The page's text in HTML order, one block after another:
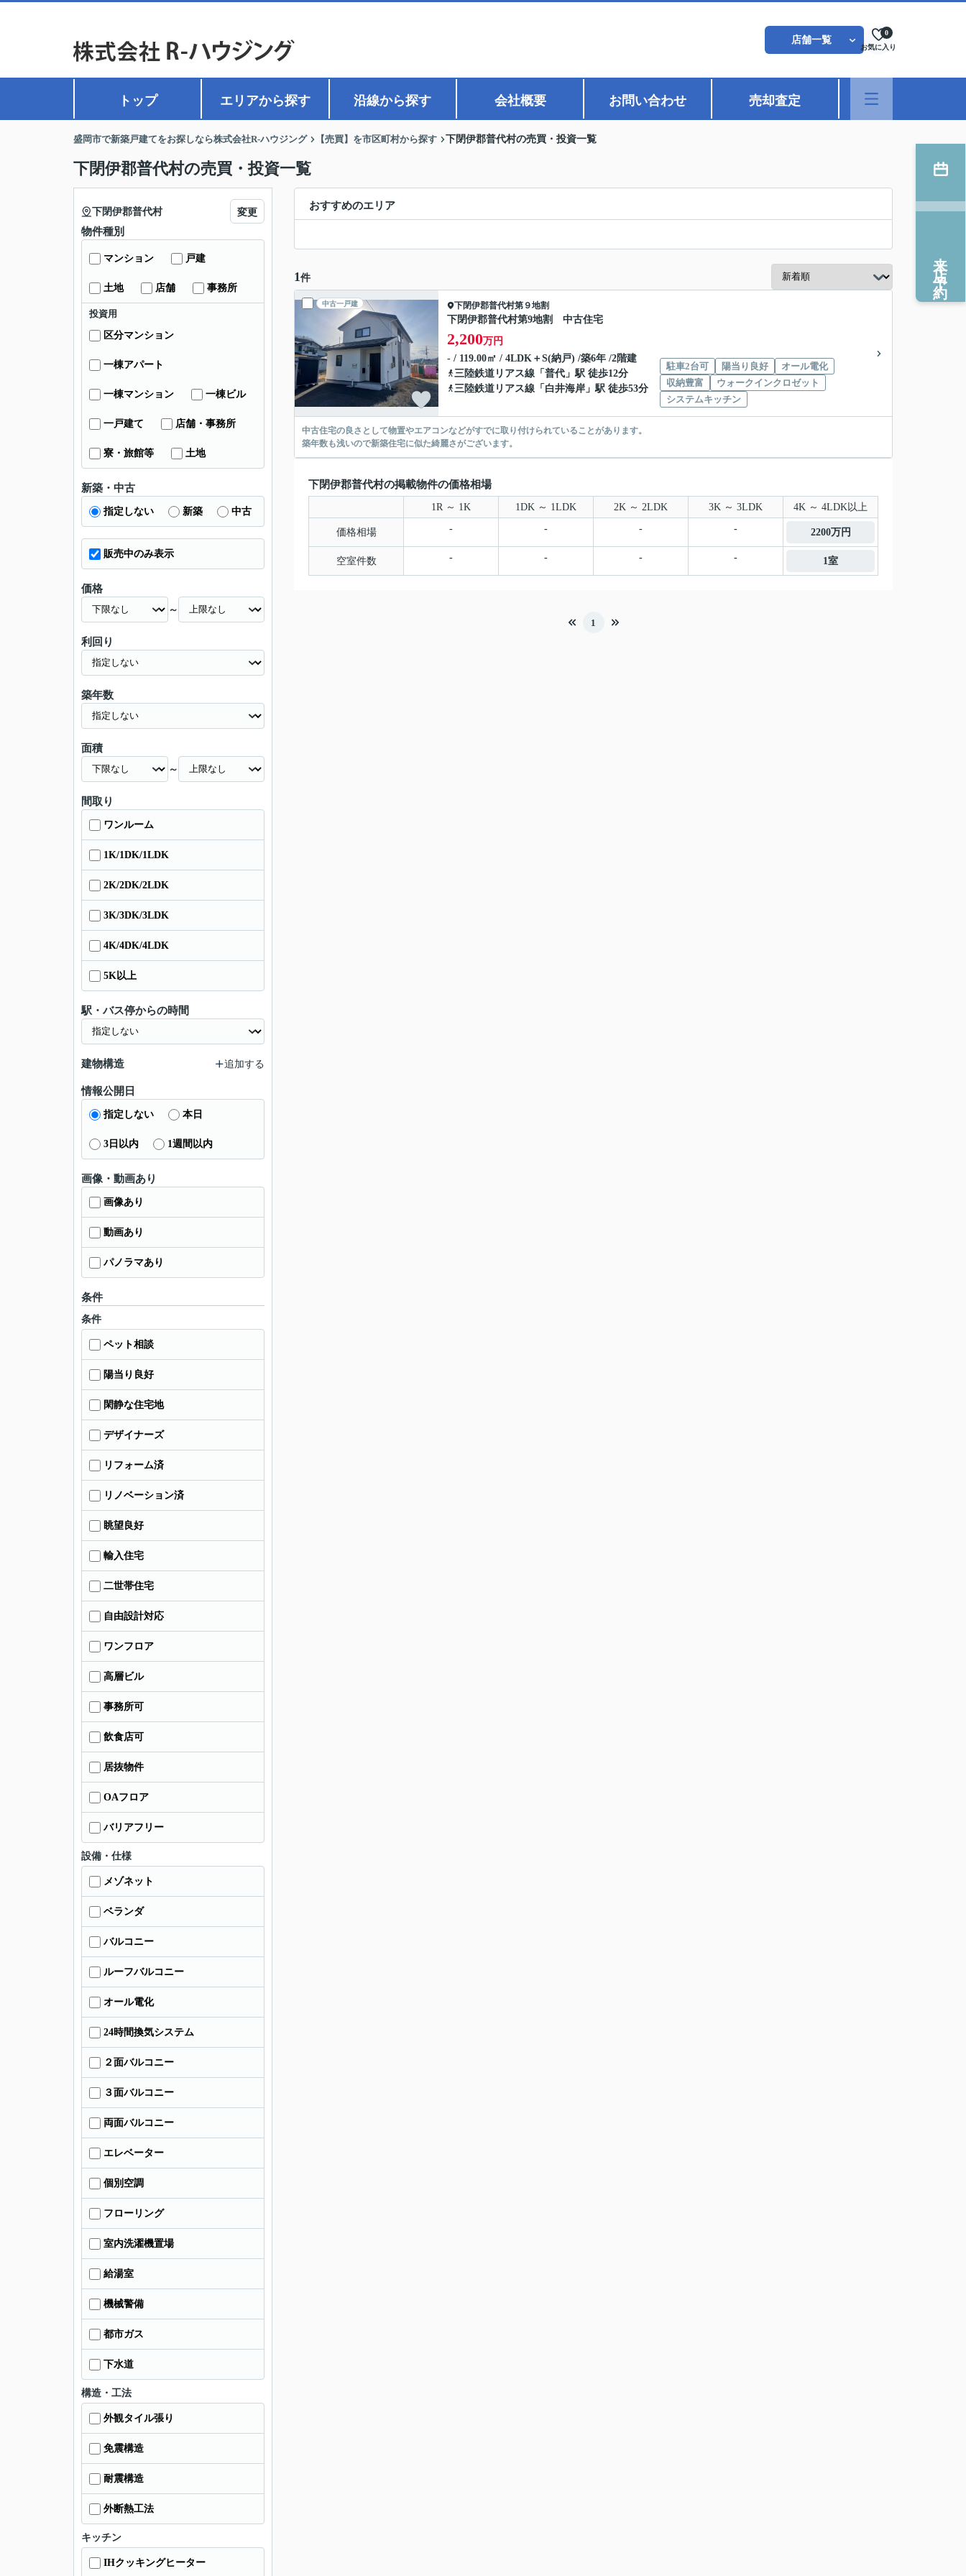
店舗一覧
お気に入り
0
トップ エリアから探す 沿線から探す 会社概要 お問い合わせ 売却査定
盛岡市で新築戸建てをお探しなら株式会社R-ハウジング 【売買】を市区町村から探す 下閉伊郡普代村の売買・投資一覧
下閉伊郡普代村の売買・投資一覧
おすすめのエリア
1 件
中古一戸建 下閉伊郡普代村第９地割
下閉伊郡普代村第9地割 中古住宅
2,200万円
- / 119.00㎡ / 4LDK＋S(納戸) /築6年 /2階建
三陸鉄道リアス線 「 普代 」駅 徒歩12分
三陸鉄道リアス線 「 白井海岸 」駅 徒歩53分
駐車2台可 陽当り良好
オール電化
収納豊富
ウォークインクロゼット
システムキッチン
中古住宅の良さとして物置やエアコンなどがすでに取り付けられていることがあります。
築年数も浅いので新築住宅に似た綺麗さがございます。
下閉伊郡普代村の掲載物件の価格相場
1R ～ 1K 1DK ～ 1LDK 2K ～ 2LDK 3K ～ 3LDK 4K ～ 4LDK以上
価格相場 - - - - 2200万円
空室件数 - - - - 1室
1
下閉伊郡普代村 変更
物件種別
マンション 戸建
土地 店舗 事務所
投資用
区分マンション
一棟アパート
一棟マンション 一棟ビル
一戸建て 店舗・事務所
寮・旅館等 土地
新築・中古
指定しない 新築 中古
販売中のみ表示
価格
～
利回り
築年数
面積
～
間取り
ワンルーム
1K/1DK/1LDK
2K/2DK/2LDK
3K/3DK/3LDK
4K/4DK/4LDK
5K以上
駅・バス停からの時間
建物構造 追加する
情報公開日
指定しない 本日
3日以内 1週間以内
画像・動画あり
画像あり
動画あり
パノラマあり
条件
条件
ペット相談
陽当り良好
閑静な住宅地
デザイナーズ
リフォーム済
リノベーション済
眺望良好
輸入住宅
二世帯住宅
自由設計対応
ワンフロア
高層ビル
事務所可
飲食店可
居抜物件
OAフロア
バリアフリー
設備・仕様
メゾネット
ベランダ
バルコニー
ルーフバルコニー
オール電化
24時間換気システム
２面バルコニー
３面バルコニー
両面バルコニー
エレベーター
個別空調
フローリング
室内洗濯機置場
給湯室
機械警備
都市ガス
下水道
構造・工法
外観タイル張り
免震構造
耐震構造
外断熱工法
キッチン
IHクッキングヒーター
来店予約